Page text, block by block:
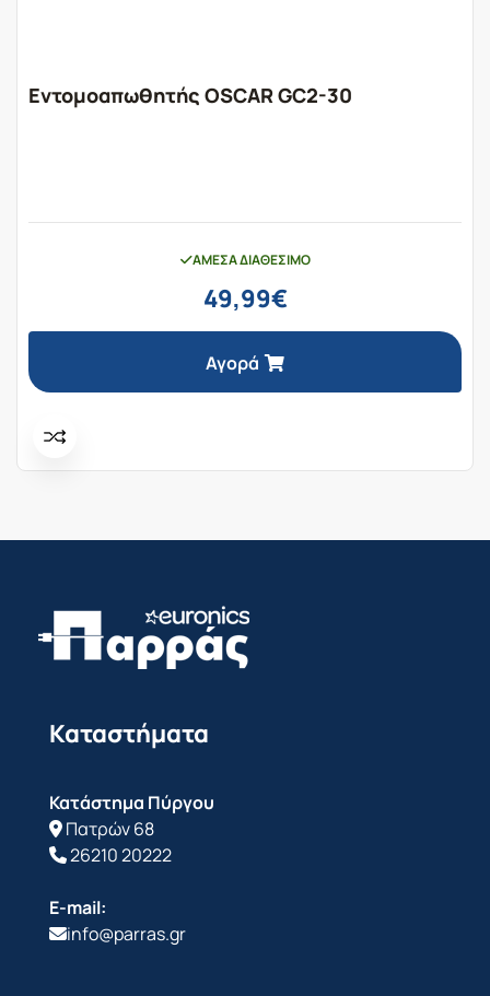
Εντομοαπωθητής OSCAR GC2-30
ΆΜΕΣΑ ΔΙΑΘΈΣΙΜΟ
49,99€
Αγορά
Καταστήματα
Κατάστημα Πύργου
Πατρών 68
26210 20222
E-mail:
info@parras.gr